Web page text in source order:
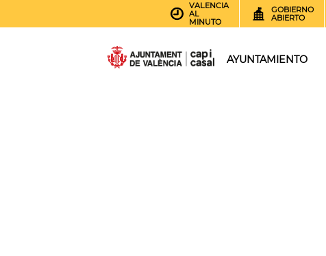
VALENCIA
AL
MINUTO
GOBIERNO
ABIERTO
AYUNTAMIENTO